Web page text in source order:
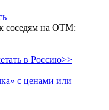
соседям на OTM:
в Россию>>
с ценами или